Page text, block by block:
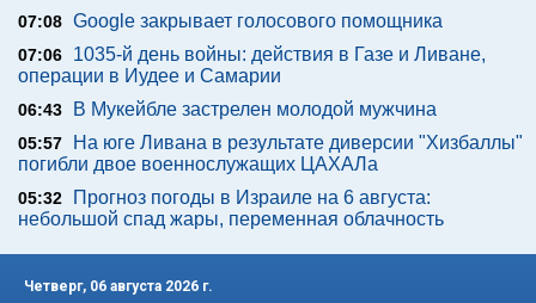
07:08 Google закрывает голосового помощника
07:06
1035-й день войны: действия в Газе и Ливане,
операции в Иудее и Самарии
06:43 В Мукейбле застрелен молодой мужчина
05:57
На юге Ливана в результате диверсии "Хизбаллы"
погибли двое военнослужащих ЦАХАЛа
05:32
Прогноз погоды в Израиле на 6 августа:
небольшой спад жары, переменная облачность
Четверг, 06 августа 2026 г.